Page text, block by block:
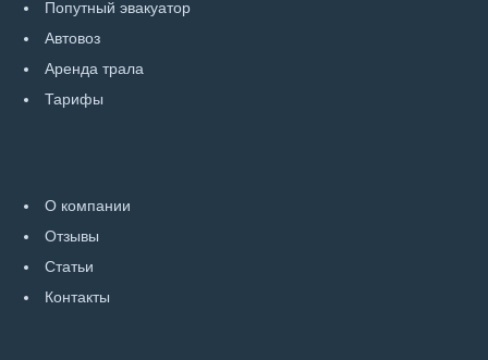
Попутный эвакуатор
Автовоз
Аренда трала
Тарифы
О компании
Отзывы
Статьи
Контакты